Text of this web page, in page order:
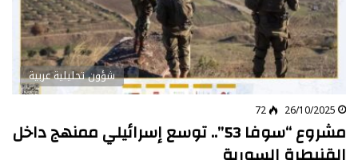
شؤون تحليلية عربية
26/10/2025
72
مشروع “سوفا 53”.. توسع إسرائيلي ممنهج داخل